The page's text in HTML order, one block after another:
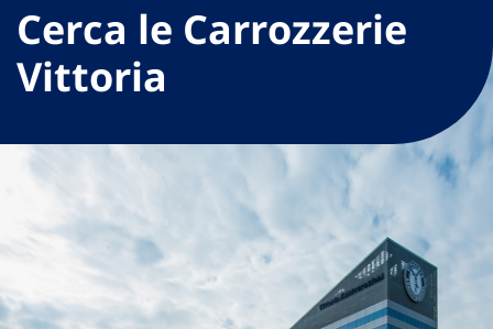
Cerca le Carrozzerie
Vittoria